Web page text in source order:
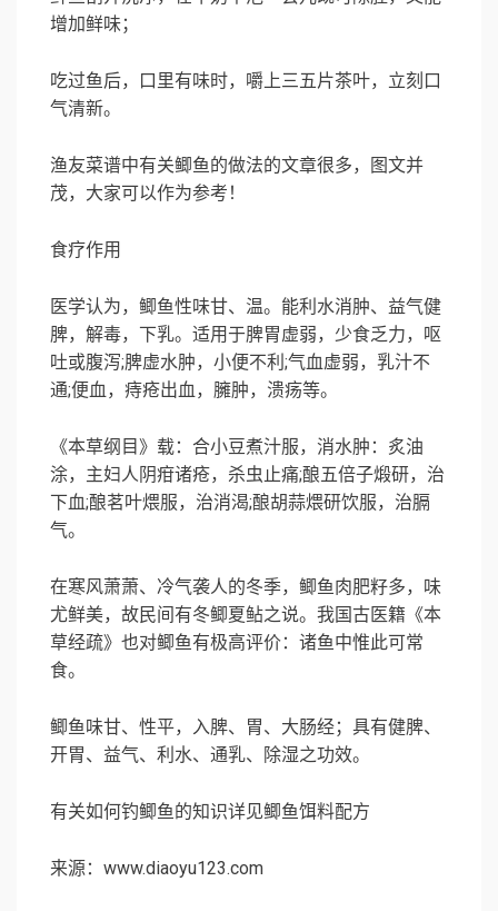
增加鲜味；
吃过鱼后，口里有味时，嚼上三五片茶叶，立刻口
气清新。
渔友菜谱中有关鲫鱼的做法的文章很多，图文并
茂，大家可以作为参考！
食疗作用
医学认为，鲫鱼性味甘、温。能利水消肿、益气健
脾，解毒，下乳。适用于脾胃虚弱，少食乏力，呕
吐或腹泻;脾虚水肿，小便不利 ;气血虚弱，乳汁不
通;便血，痔疮出血，臃肿，溃疡等。
《本草纲目》载：合小豆煮汁服，消水肿：炙油
涂，主妇人阴疳诸疮，杀虫止痛;酿五倍子煅研，治
下血;酿茗叶煨服，治消渴;酿胡蒜煨研饮服，治膈
气。
在寒风萧萧、冷气袭人的冬季，鲫鱼肉肥籽多，味
尤鲜美，故民间有冬鲫夏鲇之说。我国古医籍《本
草经疏》也对鲫鱼有极高评价：诸鱼中惟此可常
食。
鲫鱼味甘、性平，入脾、胃、大肠经；具有健脾、
开胃、益气、利水、通乳、除湿之功效。
有关如何钓鲫鱼的知识详见鲫鱼饵料配方
来源：www.diaoyu123.com